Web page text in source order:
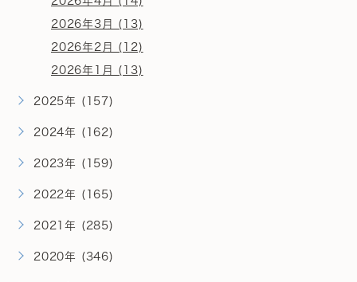
2026年3月 (13)
2026年2月 (12)
2026年1月 (13)
2025年 (157)
2024年 (162)
2023年 (159)
2022年 (165)
2021年 (285)
2020年 (346)